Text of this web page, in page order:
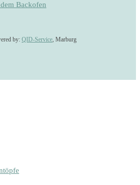
Backofen
by: QID-Service, Marburg